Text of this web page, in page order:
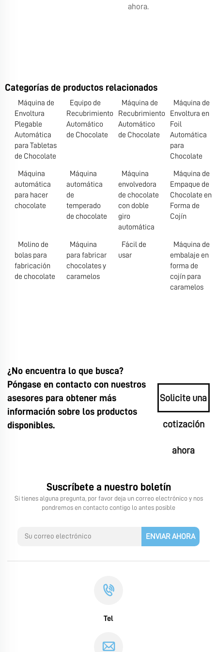
ahora.
Categorías de productos relacionados
Máquina de
Envoltura
Plegable
Automática
para Tabletas
de Chocolate
Equipo de
Recubrimiento
Automático
de Chocolate
Máquina de
Recubrimiento
Automático
de Chocolate
Máquina de
Envoltura en
Foil
Automática
para
Chocolate
Máquina
automática
para hacer
chocolate
Máquina
automática
de
temperado
de chocolate
Máquina
envolvedora
de chocolate
con doble
giro
automática
Máquina de
Empaque de
Chocolate en
Forma de
Cojín
Molino de
bolas para
fabricación
de chocolate
Máquina
para fabricar
chocolates y
caramelos
Fácil de
usar
Máquina de
embalaje en
forma de
cojín para
caramelos
¿No encuentra lo que busca?
Póngase en contacto con nuestros
asesores para obtener más
información sobre los productos
disponibles.
Solicite una
cotización
ahora
Suscríbete a nuestro boletín
Si tienes alguna pregunta, por favor deja un correo electrónico y nos
pondremos en contacto contigo lo antes posible
ENVIAR AHORA
Tel